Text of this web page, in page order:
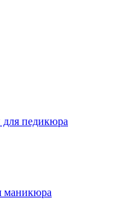
педикюра
маникюра